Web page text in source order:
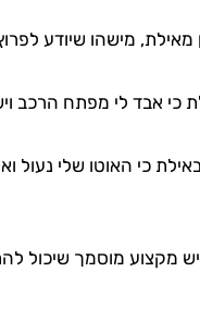
מאילת, מישהו שיודע
כי אבד לי מפתח הרכב
באילת כי האוטו שלי
מקצוע מוסמך שיכול